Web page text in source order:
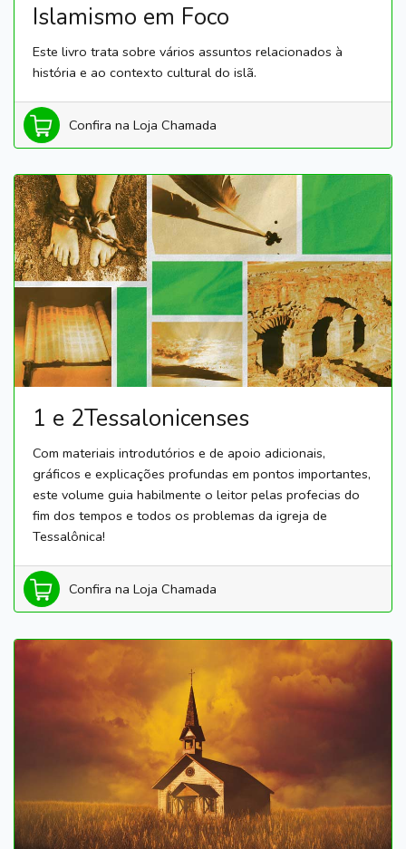
Islamismo em Foco
Este livro trata sobre vários assuntos relacionados à
história e ao contexto cultural do islã.
Confira na Loja Chamada
1 e 2Tessalonicenses
Com materiais introdutórios e de apoio adicionais,
gráficos e explicações profundas em pontos importantes,
este volume guia habilmente o leitor pelas profecias do
fim dos tempos e todos os problemas da igreja de
Tessalônica!
Confira na Loja Chamada